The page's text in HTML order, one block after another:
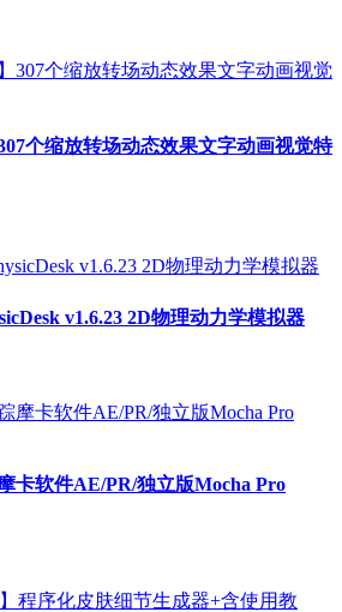
个缩放转场动态效果文字动画视觉特
v1.6.23 2D物理动力学模拟器
卡软件AE/PR/独立版Mocha Pro